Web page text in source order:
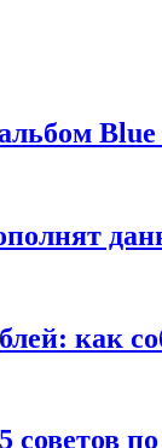
как
советов